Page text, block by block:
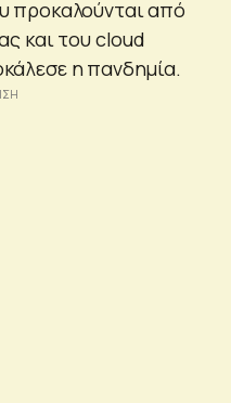
προκαλούνται από
και του cloud
η πανδημία.